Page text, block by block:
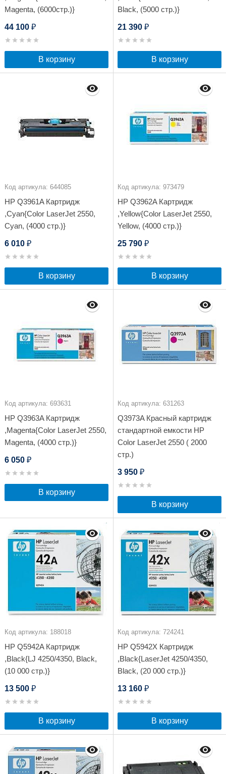
Magenta, (6000стр.)}
44 100 ₽
В корзину
Black, (5000 стр.)}
21 390 ₽
В корзину
Код артикула: 644085
HP Q3961A Картридж
,Cyan{Color LaserJet 2550,
Cyan, (4000 стр.)}
6 010 ₽
В корзину
Код артикула: 973479
HP Q3962A Картридж
,Yellow{Color LaserJet 2550,
Yellow, (4000 стр.)}
25 790 ₽
В корзину
Код артикула: 693631
HP Q3963A Картридж
,Magenta{Color LaserJet 2550,
Magenta, (4000 стр.)}
6 050 ₽
В корзину
Код артикула: 631263
Q3973A Красный картридж
стандартной емкости HP
Color LaserJet 2550 ( 2000
стр.)
3 950 ₽
В корзину
Код артикула: 188018
HP Q5942A Картридж
,Black{LJ 4250/4350, Black,
(10 000 стр.)}
13 500 ₽
В корзину
Код артикула: 724241
HP Q5942X Картридж
,Black{LaserJet 4250/4350,
Black, (20 000 стр.)}
13 160 ₽
В корзину